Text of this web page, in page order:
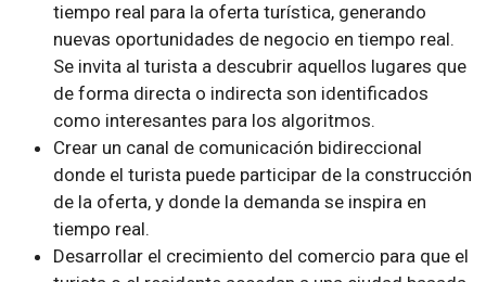
tiempo real para la oferta turística, generando
nuevas oportunidades de negocio en tiempo real.
Se invita al turista a descubrir aquellos lugares que
de forma directa o indirecta son identificados
como interesantes para los algoritmos.
Crear un canal de comunicación bidireccional
donde el turista puede participar de la construcción
de la oferta, y donde la demanda se inspira en
tiempo real.
Desarrollar el crecimiento del comercio para que el